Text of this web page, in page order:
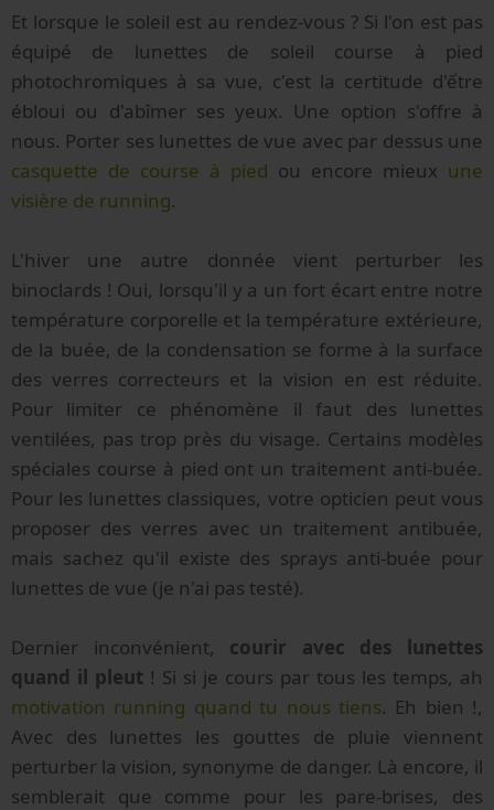
Et lorsque le soleil est au rendez-vous ? Si l'on est pas
équipé de lunettes de soleil course à pied
photochromiques à sa vue, c'est la certitude d'ếtre
ébloui ou d'abîmer ses yeux. Une option s'offre à
nous. Porter ses lunettes de vue avec par dessus une
casquette de course à pied ou encore mieux une
visière de running.
L'hiver une autre donnée vient perturber les
binoclards ! Oui, lorsqu'il y a un fort écart entre notre
température corporelle et la température extérieure,
de la buée, de la condensation se forme à la surface
des verres correcteurs et la vision en est réduite.
Pour limiter ce phénomène il faut des lunettes
ventilées, pas trop près du visage. Certains modèles
spéciales course à pied ont un traitement anti-buée.
Pour les lunettes classiques, votre opticien peut vous
proposer des verres avec un traitement antibuée,
mais sachez qu'il existe des sprays anti-buée pour
lunettes de vue (je n'ai pas testé).
Dernier inconvénient, courir avec des lunettes
quand il pleut ! Si si je cours par tous les temps, ah
motivation running quand tu nous tiens. Eh bien !,
Avec des lunettes les gouttes de pluie viennent
perturber la vision, synonyme de danger. Là encore, il
semblerait que comme pour les pare-brises, des